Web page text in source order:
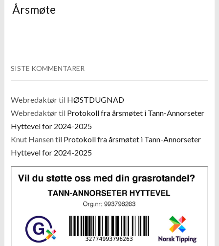
Årsmøte
SISTE KOMMENTARER
Webredaktørtil HØSTDUGNAD
Webredaktørtil Protokoll fra årsmøtet i Tann-Annorseter
Hyttevel for 2024-2025
Knut Hansentil Protokoll fra årsmøtet i Tann-Annorseter
Hyttevel for 2024-2025